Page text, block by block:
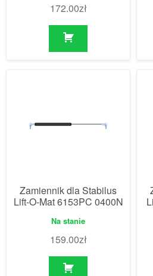
172.00zł
Zamiennik dla Stabilus
Lift-O-Mat 6153PC 0400N
Na stanie
159.00zł